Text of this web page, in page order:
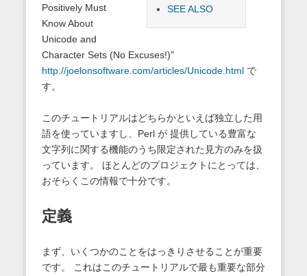
SEE ALSO
Positively Must
Know About
Unicode and
Character Sets (No Excuses!)"
http://joelonsoftware.com/articles/Unicode.htmlで
す。
このチュートリアルはどちらかといえば独立した用
語を使っていますし、Perl が 提供している豊富な
文字列に関する機能のうち限定された見方のみを扱
っています。 ほとんどのプロジェクトにとっては、
おそらくこの情報で十分です。
定義
まず、いくつかのことをはっきりさせることが重要
です。 これはこのチュートリアルで最も重要な部分